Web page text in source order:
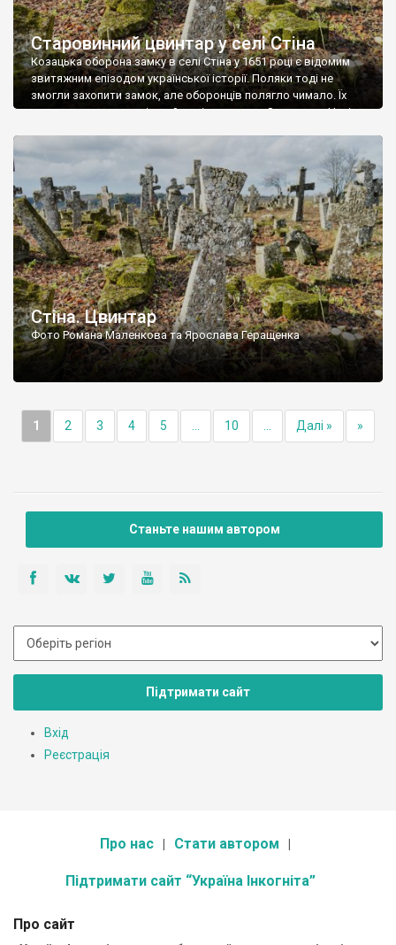
Старовинний цвинтар у селі Стіна
Козацька оборона замку в селі Стіна у 1651 році є відомим
звитяжним епізодом української історії. Поляки тоді не
змогли захопити замок, але оборонців полягло чимало. Їх
поховали на цвинтарі, який тоді називався Замковим. Нині на
ньому чимало хрестів 19 століття, є такі, де епітафії стер […]
Стіна. Цвинтар
Фото Романа Маленкова та Ярослава Геращенка
1 2 3 4 5 10 Далі » »
Станьте нашим автором
Підтримати сайт
Вхід
Реєстрація
Про нас Стати автором
Підтримати сайт “Україна Інкогніта”
Про сайт